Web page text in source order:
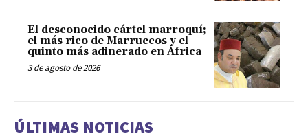
El desconocido cártel marroquí;
el más rico de Marruecos y el
quinto más adinerado en África
3 de agosto de 2026
ÚLTIMAS NOTICIAS